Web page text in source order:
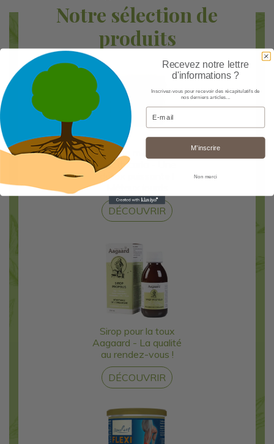
Notre sélection de
produits
Zéolithe micronisée
Apothicaria - Une
détox puissante !
DÉCOUVRIR
Sirop pour la toux
Aagaard - La qualité
au rendez-vous !
DÉCOUVRIR
Recevez notre lettre
d'informations ?
Inscrivez-vous pour recevoir des récapitulatifs de
nos derniers articles...
Email
M’inscrire
Non merci